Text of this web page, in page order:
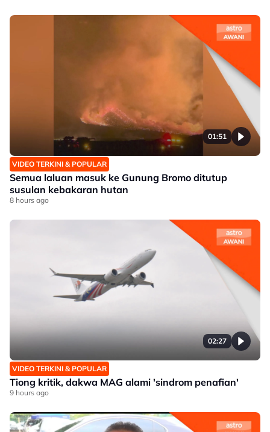
01:51
VIDEO TERKINI & POPULAR
Semua laluan masuk ke Gunung Bromo ditutup
susulan kebakaran hutan
8 hours ago
02:27
VIDEO TERKINI & POPULAR
Tiong kritik, dakwa MAG alami 'sindrom penafian'
9 hours ago